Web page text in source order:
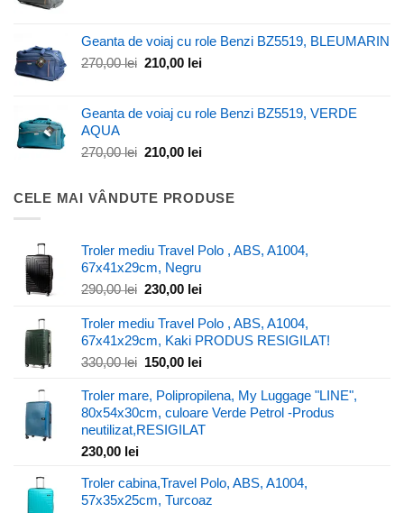
fost:
270,00 lei.
210,00 lei.
Geanta de voiaj cu role Benzi BZ5519, BLEUMARIN
270,00lei Prețul
fost:
210,00 leiPrețul
210,00 lei.
Geanta de voiaj cu role Benzi BZ5519, VERDE
AQUA
270,00lei Prețul
fost:
210,00 leiPrețul
210,00 lei.
CELE MAI VÂNDUTE PRODUSE
Troler mediu Travel Polo , ABS, A1004,
67x41x29cm, Negru
290,00lei Prețul
a
fost:
290,00 lei.
230,00 leiPrețul
este:
230,00 lei.
Troler mediu Travel Polo , ABS, A1004,
67x41x29cm, Kaki PRODUS RESIGILAT!
330,00lei Prețul
a
fost:
330,00 lei.
150,00 leiPrețul
este:
150,00 lei.
Troler mare, Polipropilena, My Luggage "LINE",
80x54x30cm, culoare Verde Petrol -Produs
neutilizat,RESIGILAT
230,00 lei
Troler cabina,Travel Polo, ABS, A1004,
57x35x25cm, Turcoaz